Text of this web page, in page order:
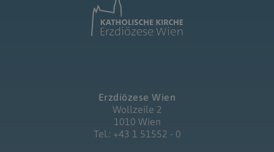
Erzdiözese Wien
Wollzeile 2
1010 Wien
Tel.: +43 1 51552 - 0